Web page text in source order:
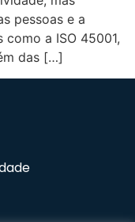
pessoas e a
a ISO 45001,
das […]